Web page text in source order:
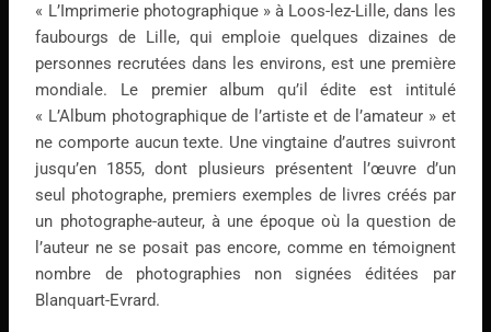
« L’Imprimerie photographique » à Loos-lez-Lille, dans les
faubourgs de Lille, qui emploie quelques dizaines de
personnes recrutées dans les environs, est une première
mondiale. Le premier album qu’il édite est intitulé
« L’Album photographique de l’artiste et de l’amateur » et
ne comporte aucun texte. Une vingtaine d’autres suivront
jusqu’en 1855, dont plusieurs présentent l’œuvre d’un
seul photographe, premiers exemples de livres créés par
un photographe-auteur, à une époque où la question de
l’auteur ne se posait pas encore, comme en témoignent
nombre de photographies non signées éditées par
Blanquart-Evrard.